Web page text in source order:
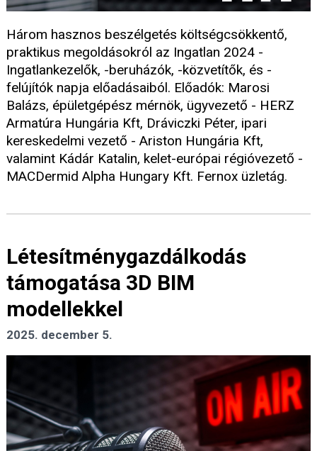
Három hasznos beszélgetés költségcsökkentő,
praktikus megoldásokról az Ingatlan 2024 -
Ingatlankezelők, -beruházók, -közvetítők, és -
felújítók napja előadásaiból. Előadók: Marosi
Balázs, épületgépész mérnök, ügyvezető - HERZ
Armatúra Hungária Kft, Dráviczki Péter, ipari
kereskedelmi vezető - Ariston Hungária Kft,
valamint Kádár Katalin, kelet-európai régióvezető -
MACDermid Alpha Hungary Kft. Fernox üzletág.
Létesítménygazdálkodás
támogatása 3D BIM
modellekkel
2025. december 5.